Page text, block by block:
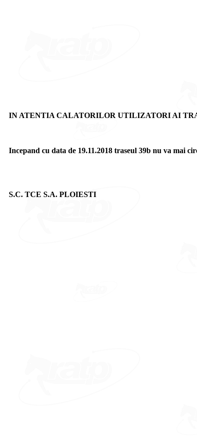
IN ATENTIA CALATORILOR UTILIZATORI AI
Incepand cu data de 19.11.2018 traseul 39b nu va mai
S.C. TCE S.A. PLOIESTI